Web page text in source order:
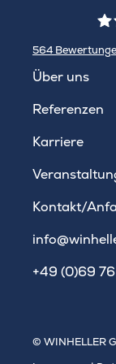
564
Über uns
Referenzen
Karriere
Kontakt/
+49 (0)69
© WINHELLER